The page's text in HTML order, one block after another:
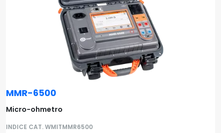
MMR-6500
Micro-ohmetro
INDICE CAT. WMITMMR6500